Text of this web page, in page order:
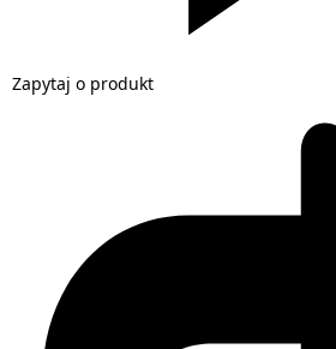
Zapytaj o produkt